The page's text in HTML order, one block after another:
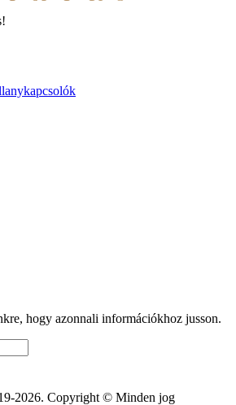
hogy azonnali információkhoz jusson.
2026. Copyright © Minden jog